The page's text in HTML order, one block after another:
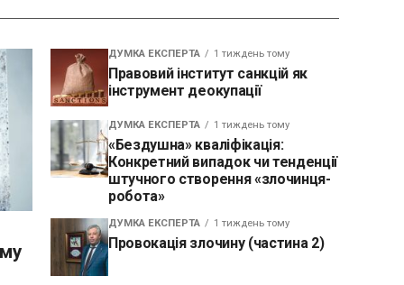
ДУМКА ЕКСПЕРТА 1 тиждень тому
Правовий інститут санкцій як
інструмент деокупації
ДУМКА ЕКСПЕРТА 1 тиждень тому
«Бездушна» кваліфікація:
Конкретний випадок чи тенденції
штучного створення «злочинця-
робота»
ДУМКА ЕКСПЕРТА 1 тиждень тому
Провокація злочину (частина 2)